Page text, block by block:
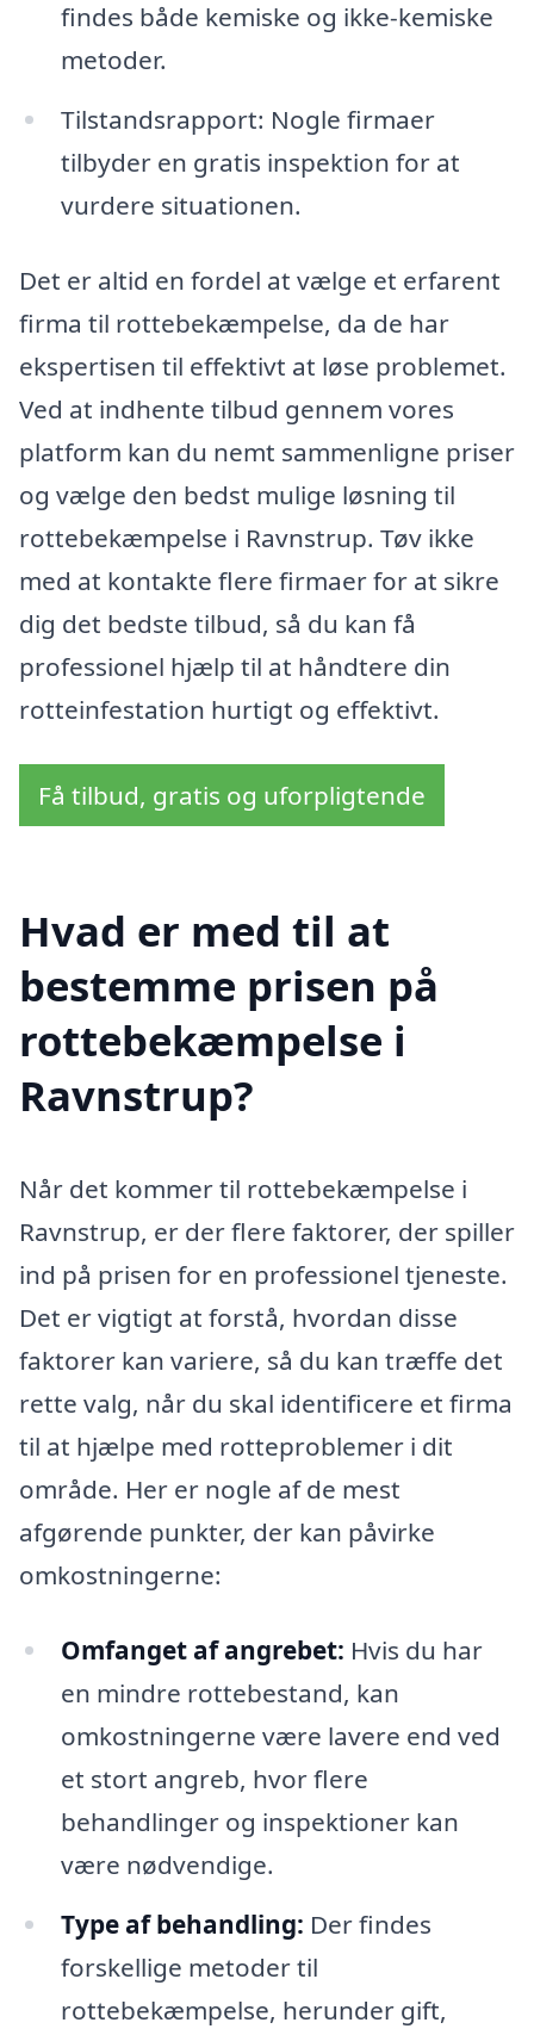
findes både kemiske og ikke-kemiske
metoder.
Tilstandsrapport: Nogle firmaer
tilbyder en gratis inspektion for at
vurdere situationen.
Det er altid en fordel at vælge et erfarent
firma til rottebekæmpelse, da de har
ekspertisen til effektivt at løse problemet.
Ved at indhente tilbud gennem vores
platform kan du nemt sammenligne priser
og vælge den bedst mulige løsning til
rottebekæmpelse i Ravnstrup. Tøv ikke
med at kontakte flere firmaer for at sikre
dig det bedste tilbud, så du kan få
professionel hjælp til at håndtere din
rotteinfestation hurtigt og effektivt.
Få tilbud, gratis og uforpligtende
Hvad er med til at
bestemme prisen på
rottebekæmpelse i
Ravnstrup?
Når det kommer til rottebekæmpelse i
Ravnstrup, er der flere faktorer, der spiller
ind på prisen for en professionel tjeneste.
Det er vigtigt at forstå, hvordan disse
faktorer kan variere, så du kan træffe det
rette valg, når du skal identificere et firma
til at hjælpe med rotteproblemer i dit
område. Her er nogle af de mest
afgørende punkter, der kan påvirke
omkostningerne:
Omfanget af angrebet: Hvis du har
en mindre rottebestand, kan
omkostningerne være lavere end ved
et stort angreb, hvor flere
behandlinger og inspektioner kan
være nødvendige.
Type af behandling: Der findes
forskellige metoder til
rottebekæmpelse, herunder gift,